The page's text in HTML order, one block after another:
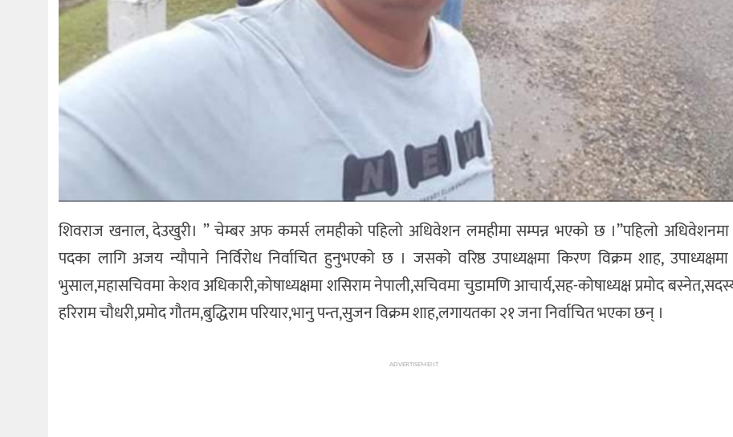
शिवराज खनाल, देउखुरी। ” चेम्बर अफ कमर्स लमहीको पहिलो अधिवेशन लमहीमा सम्पन्न भएको छ ।”पहिलो अधिवेशनमा
पदका लागि अजय न्यौपाने निर्विरोध निर्वाचित हुनुभएको छ । जसको वरिष्ठ उपाध्यक्षमा किरण विक्रम शाह,
भुसाल,महासचिवमा केशव अधिकारी,कोषाध्यक्षमा शसिराम नेपाली,सचिवमा चुडामणि आचार्य,सह-कोषाध्यक्ष प्रमोद
हरिराम चौधरी,प्रमोद गौतम,बुद्धिराम परियार,भानु पन्त,सुजन विक्रम शाह,लगायतका २१ जना निर्वाचित भएका छन् ।
ADVERTISEMENT